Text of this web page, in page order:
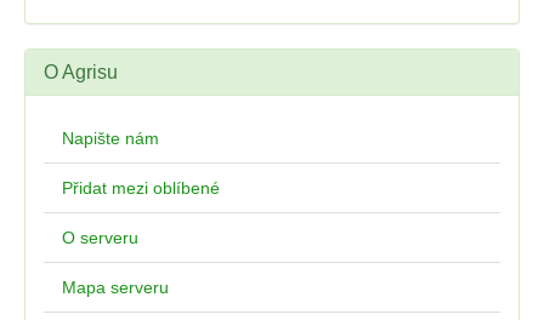
O Agrisu
Napište nám
Přidat mezi oblíbené
O serveru
Mapa serveru